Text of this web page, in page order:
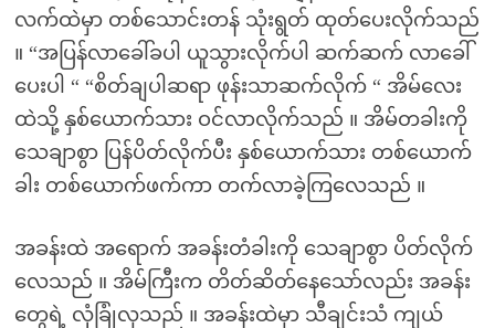
လက်ထဲမှာ တစ်သောင်းတန် သုံးရွတ် ထုတ်ပေးလိုက်သည်
။ “အပြန်လာခေါ်ခပါ ယူသွားလိုက်ပါ ဆက်ဆက် လာခေါ်
ပေးပါ “ “စိတ်ချပါဆရာ ဖုန်းသာဆက်လိုက် “ အိမ်လေး
ထဲသို့ နှစ်ယောက်သား ဝင်လာလိုက်သည် ။ အိမ်တခါးကို
သေချာစွာ ပြန်ပိတ်လိုက်ပီး နှစ်ယောက်သား တစ်ယောက်
ခါး တစ်ယောက်ဖက်ကာ တက်လာခဲ့ကြလေသည် ။
အခန်းထဲ အရောက် အခန်းတံခါးကို သေချာစွာ ပိတ်လိုက်
လေသည် ။ အိမ်ကြီးက တိတ်ဆိတ်နေသော်လည်း အခန်း
တွေရဲ့ လုံခြုံလှသည် ။ အခန်းထဲမှာ သီချင်းသံ ကျယ်